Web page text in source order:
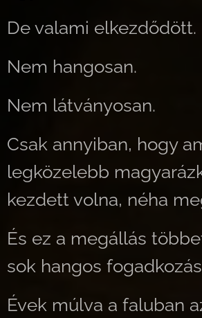
De valami elkezdődött.
Nem hangosan.
Nem látványosan.
Csak annyiban, hogy
legközelebb
kezdett volna, néha
És ez a megállás
sok hangos
Évek múlva a faluban